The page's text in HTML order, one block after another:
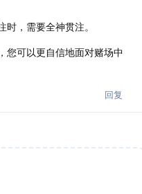
，需要全神贯注。
您可以更自信地面对赌场中
回复